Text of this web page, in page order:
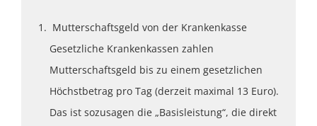
Mutterschaftsgeld von der Krankenkasse
Gesetzliche Krankenkassen zahlen
Mutterschaftsgeld bis zu einem gesetzlichen
Höchstbetrag pro Tag (derzeit maximal 13 Euro).
Das ist sozusagen die „Basisleistung“, die direkt